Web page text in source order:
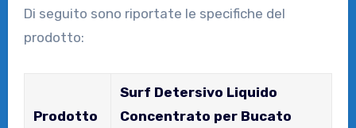
Di seguito sono riportate le specifiche del
prodotto:
Prodotto
Surf Detersivo Liquido
Concentrato per Bucato